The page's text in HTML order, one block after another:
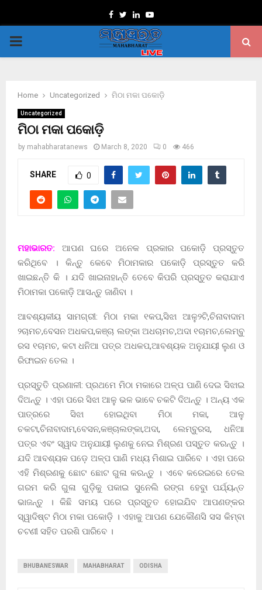
Facebook
TwitterLinkedinYoutube
PRIMARY
Home Uncategorized ମିଠା ମକା ପକୋଡ଼ି
Uncategorized
ମିଠା ମକା ପକୋଡ଼ି
by mahabharatanews March 8, 2020 0 466
SHARE 0
ମହାଭାରତ: ଆପଣ ଘରେ ଅନେକ ପ୍ରକାର ପକୋଡ଼ି ପ୍ରସ୍ତୁତ
କରିଥିବେ । କିନ୍ତୁ କେବେ ମିଠାମକାର ପକୋଡ଼ି ପ୍ରସ୍ତୁତ କରି
ଖାଇଛନ୍ତି କି । ଯଦି ଖାଇନାହାନ୍ତି ତେବେ କିପରି ପ୍ରସ୍ତୁତ କରାଯାଏ
ମିଠାମକା ପକୋଡ଼ି ଆସନ୍ତୁ ଜାଣିବା ।
ଆବଶ୍ୟକୀୟ ସାମଗ୍ରୀ: ମିଠା ମକା ୧କପ,ସିଝା ଆଳୁ୨ଟି,ଚିନାବାଦାମ
୨ଚାମଚ,ବେସନ ଅଧକପ,କଞ୍ଚା ଲଙ୍କା ଅଧଚାମଚ,ଅଦା ୧ଚାମଚ,ଲେମ୍ବୁ
ରସ ୧ଚାମଚ, କଟା ଧନିଆ ପତ୍ର ଅଧକପ,ଆବଶ୍ୟକ ଅନୁଯାୟୀ ଲୁଣ ଓ
ରିଫାଇନ ତେଲ ।
ପ୍ରସ୍ତୁତି ପ୍ରଣାଳୀ: ପ୍ରଥମେ ମିଠା ମକାରେ ଅଳ୍ପ ପାଣି ଦେଇ ସିଝାଇ
ଦିଅନ୍ତୁ । ଏହା ପରେ ସିଝା ଆଳୁ ଭଳ ଭାବେ ଚକଟି ଦିଅନ୍ତୁ । ଅନ୍ୟ ଏକ
ପାତ୍ରରେ ସିଝା ହୋଇଥିବା ମିଠା ମକା, ଆଳୁ
ଚକଟା,ଚିନାବାଦାମ,ବେସନ,କଞ୍ଚାଲଙ୍କା,ଅଦା, ଲେମ୍ବୁରସ, ଧନିଆ
ପତ୍ର ଏବଂ ସ୍ୱାଦ ଅନୁଯାୟୀ ଲୁଣକୁ ନେଇ ମିଶ୍ରଣ ପସ୍ତୁତ କରନ୍ତୁ ।
ଯଦି ଆବଶ୍ୟକ ପଡ଼େ ଅଳ୍ପ ପାଣି ମଧ୍ୟ ମିଶାଇ ପାରିବେ । ଏହା ପରେ
ଏହି ମିଶ୍ରଣକୁ ଛୋଟ ଛୋଟ ଗୁଳା କରନ୍ତୁ । ଏବେ କରେଇରେ ତେଲ
ଗରମ କରି ଗୁଳା ଗୁଡ଼ିକୁ ପକାଇ ସୁନେଲି ରଙ୍ଗ ହେବାୁ ପର୍ଯ୍ୟନ୍ତ
ଭାଜନ୍ତୁ । କିଛି ସମୟ ପରେ ପ୍ରସ୍ତୁତ ହୋଇଯିବ ଆପଣଙ୍କର
ସ୍ୱାଦିଷ୍ଟ ମିଠା ମକା ପକୋଡ଼ି । ଏହାକୁ ଆପଣ ଯେକୌଣସି ସସ କିମ୍ବା
ଚଟଣୀ ସହିତ ପରଶି ପାରିବେ ।
BHUBANESWAR MAHABHARAT ODISHA